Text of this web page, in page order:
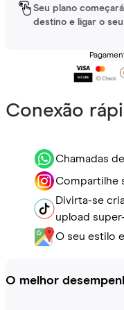
Seu plano
destino e ligar o seu
Conexão
Chamadas
Compartilhe
Divirta-se
upload
O seu estilo
O melhor